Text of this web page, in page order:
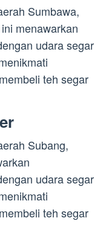
Sumbawa,
menawarkan
udara segar
teh segar
Subang,
udara segar
teh segar